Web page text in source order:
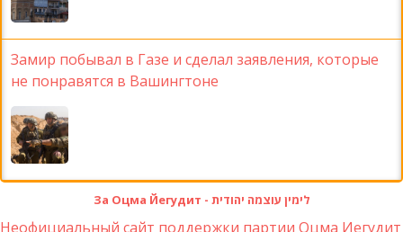
Замир побывал в Газе и сделал заявления, которые
не понравятся в Вашингтоне
За Оцма Йегудит - לימין עוצמה יהודית
Неофициальный сайт поддержки партии Оцма Иегудит